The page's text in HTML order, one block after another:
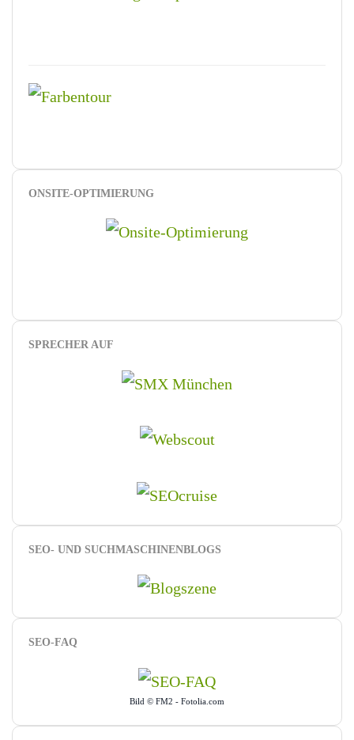
ONSITE-OPTIMIERUNG
SPRECHER AUF
SEO- UND SUCHMASCHINENBLOGS
SEO-FAQ
Bild © FM2 - Fotolia.com